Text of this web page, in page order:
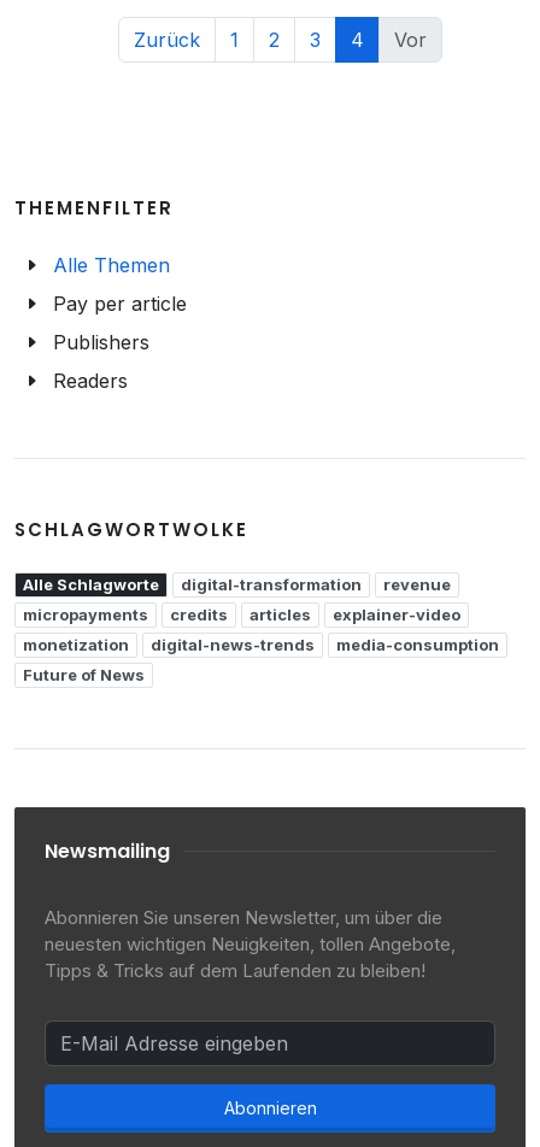
Zurück 1 2 3 4 Vor
THEMENFILTER
Alle Themen
Pay per article
Publishers
Readers
SCHLAGWORTWOLKE
Alle Schlagworte digital-transformation
revenue
micropayments
credits articles
explainer-video
monetization
digital-news-trends
media-consumption
Future of News
Newsmailing
Abonnieren Sie unseren Newsletter, um über die
neuesten wichtigen Neuigkeiten, tollen Angebote,
Tipps & Tricks auf dem Laufenden zu bleiben!
Abonnieren